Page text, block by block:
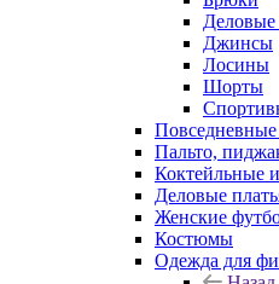
Джинсы
Лосины
Шорты
Повседневные
Пальто,
Коктейльные
Деловые
Женские
Костюмы
Одежда для